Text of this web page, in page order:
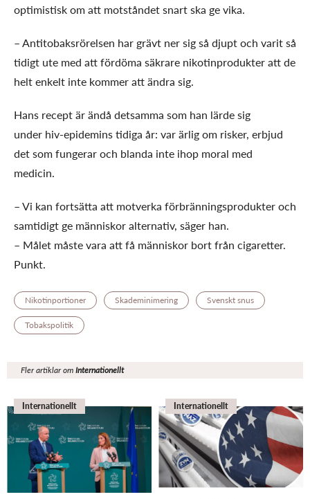
optimistisk om att motståndet snart ska ge vika.
– Antitobaksrörelsen har grävt ner sig så djupt och varit så
tidigt ute med att fördöma säkrare nikotinprodukter att de
helt enkelt inte kommer att ändra sig.
Hans recept är ändå detsamma som han lärde sig
under hiv-epidemins tidiga år: var ärlig om risker, erbjud
det som fungerar och blanda inte ihop moral med
medicin.
– Vi kan fortsätta att motverka förbränningsprodukter och
samtidigt ge människor alternativ, säger han.
– Målet måste vara att få människor bort från cigaretter.
Punkt.
Nikotinportioner Skademinimering Svenskt snus
Tobakspolitik
Fler artiklar omInternationellt
Internationellt Internationellt